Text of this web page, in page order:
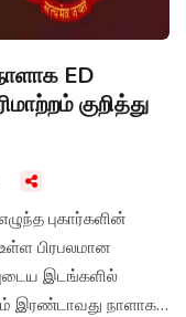
ED
குறித்து
புகார்களின்
பிரபலமான
இடங்களில்
இரண்டாவது நாளாக